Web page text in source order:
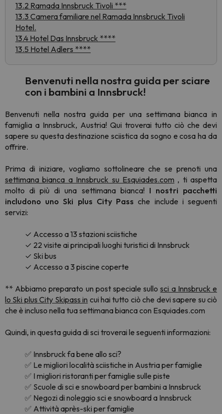
13.2 Ramada Innsbruck Tivoli ***
13.3 Camera familiare nel Ramada Innsbruck Tivoli
Hotel.
13.4 Hotel Das Innsbruck ****
13.5 Hotel Adlers ****
Benvenuti nella nostra guida per sciare
con i bambini a Innsbruck!
Benvenuti nella nostra guida per una settimana bianca in
famiglia a Innsbruck, Austria! Qui troverai tutto ciò che devi
sapere su questa destinazione sciistica da sogno e cosa ha da
offrire.
Prima di iniziare, vogliamo sottolineare che se prenoti una
settimana bianca a Innsbruck su Esquiades.com , ti aspetta
molto di più di una settimana bianca! I nostri pacchetti
includono uno Ski plus City Pass che include i seguenti
servizi:
✓ Accesso a 13 stazioni sciistiche
✓ 22 visite ai principali luoghi turistici di Innsbruck
✓ Ski bus
✓ Accesso a 3 piscine coperte
** Abbiamo preparato un post speciale sullosci a Innsbruck e
lo Ski plus City Skipass in cui hai tutto ciò che devi sapere su ciò
che è incluso nella tua settimana bianca con Esquiades.com
Quindi, in questa guida di sci troverai le seguenti informazioni:
✅ Innsbruck fa bene allo sci?
✅ Le migliori località sciistiche in Austria per famiglie
✅ I migliori ristoranti per famiglie sulle piste
✅ Scuole di sci e snowboard per bambini a Innsbruck
✅ Negozi di noleggio sci e snowboard a Innsbruck
✅ Attività après-ski per famiglie